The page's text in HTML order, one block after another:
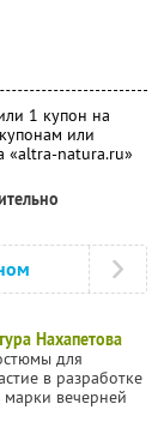
1 купон на
или
«altra-natura.ru»
Нахапетова
для
в разработке
вечерней